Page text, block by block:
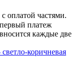
оплатой частями.
платеж
каждые две
коричневая